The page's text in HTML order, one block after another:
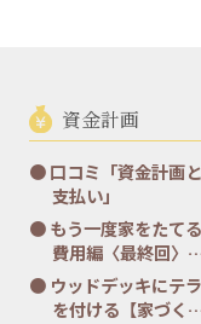
資金計画
口コミ「資金計画
支払い」
もう一度家をたて
費用編〈最終回〉
ウッドデッキにテ
を付ける【家づく